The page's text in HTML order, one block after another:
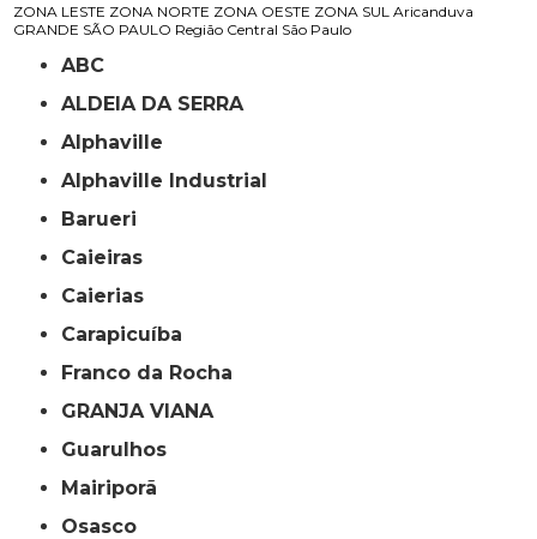
ZONA LESTE ZONA NORTE ZONA OESTE ZONA SUL Aricanduva
GRANDE SÃO PAULO Região Central São Paulo
ABC
ALDEIA DA SERRA
Alphaville
Alphaville Industrial
Barueri
Caieiras
Caierias
Carapicuíba
Franco da Rocha
GRANJA VIANA
Guarulhos
Mairiporã
Osasco